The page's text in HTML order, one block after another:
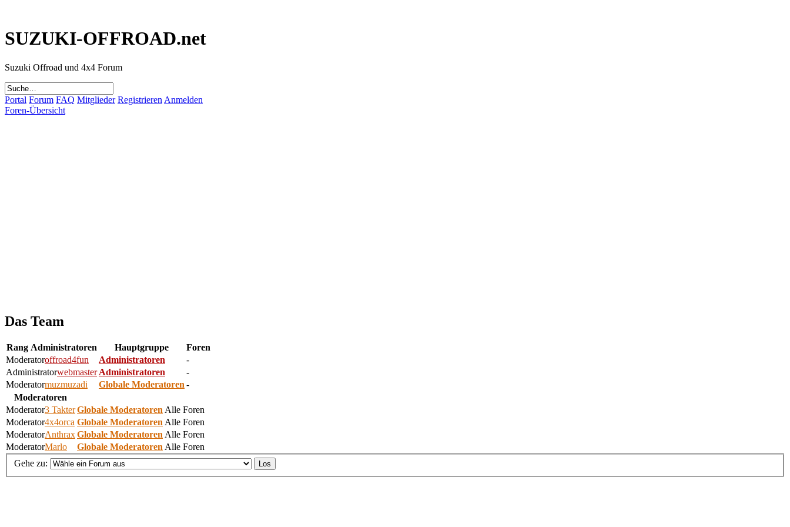
SUZUKI-OFFROAD.net
Suzuki Offroad und 4x4 Forum
Portal Forum FAQ Mitglieder Registrieren Anmelden
Foren-Übersicht
Das Team
Rang Administratoren Hauptgruppe
Foren
Moderatoroffroad4fun Administratoren
-
Administratorwebmaster Administratoren
-
Moderatormuzmuzadi Globale Moderatoren -
Moderatoren
Moderator3 TakterGlobale Moderatoren Alle Foren
Moderator4x4orca Globale Moderatoren Alle Foren
ModeratorAnthraxGlobale Moderatoren Alle Foren
ModeratorMarlo Globale Moderatoren Alle Foren
Gehe zu: